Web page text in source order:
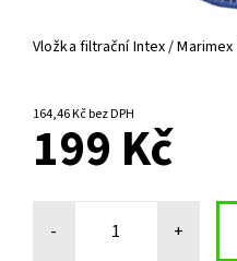
Vložka filtrační Intex / Marimex
164,46 Kč bez DPH
199 Kč
- +